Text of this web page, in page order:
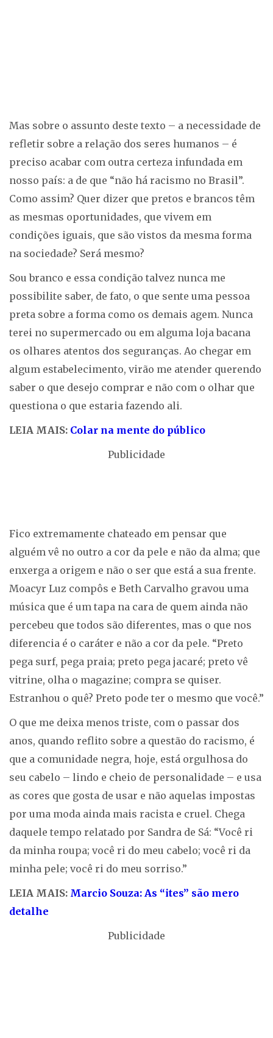
Mas sobre o assunto deste texto – a necessidade de
refletir sobre a relação dos seres humanos – é
preciso acabar com outra certeza infundada em
nosso país: a de que “não há racismo no Brasil”.
Como assim? Quer dizer que pretos e brancos têm
as mesmas oportunidades, que vivem em
condições iguais, que são vistos da mesma forma
na sociedade? Será mesmo?
Sou branco e essa condição talvez nunca me
possibilite saber, de fato, o que sente uma pessoa
preta sobre a forma como os demais agem. Nunca
terei no supermercado ou em alguma loja bacana
os olhares atentos dos seguranças. Ao chegar em
algum estabelecimento, virão me atender querendo
saber o que desejo comprar e não com o olhar que
questiona o que estaria fazendo ali.
LEIA MAIS: Colar na mente do público
Publicidade
Fico extremamente chateado em pensar que
alguém vê no outro a cor da pele e não da alma; que
enxerga a origem e não o ser que está a sua frente.
Moacyr Luz compôs e Beth Carvalho gravou uma
música que é um tapa na cara de quem ainda não
percebeu que todos são diferentes, mas o que nos
diferencia é o caráter e não a cor da pele. “Preto
pega surf, pega praia; preto pega jacaré; preto vê
vitrine, olha o magazine; compra se quiser.
Estranhou o quê? Preto pode ter o mesmo que você.”
O que me deixa menos triste, com o passar dos
anos, quando reflito sobre a questão do racismo, é
que a comunidade negra, hoje, está orgulhosa do
seu cabelo – lindo e cheio de personalidade – e usa
as cores que gosta de usar e não aquelas impostas
por uma moda ainda mais racista e cruel. Chega
daquele tempo relatado por Sandra de Sá: “Você ri
da minha roupa; você ri do meu cabelo; você ri da
minha pele; você ri do meu sorriso.”
LEIA MAIS: Marcio Souza: As “ites” são mero
detalhe
Publicidade